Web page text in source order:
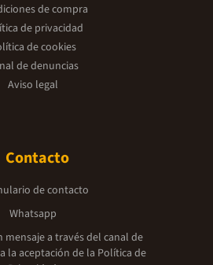
de compra
de privacidad
de cookies
de denuncias
Aviso legal
Contacto
de contacto
Whatsapp
mensaje a través del canal de
la aceptación de la Política de